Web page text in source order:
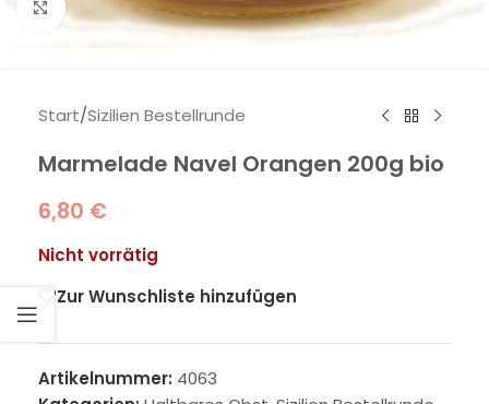
Klick zum Vergrößern
Start/Sizilien Bestellrunde
Marmelade Navel Orangen 200g bio
6,80 €
Nicht vorrätig
Zur Wunschliste hinzufügen
Artikelnummer: 4063